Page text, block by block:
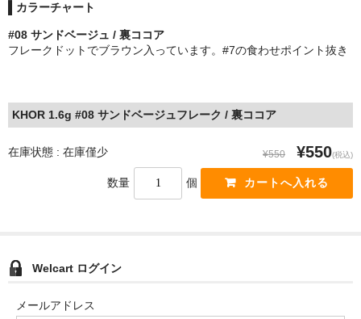
カラーチャート
#08 サンドベージュ / 裏ココア
フレークドットでブラウン入っています。#7の食わせポイント抜き
KHOR 1.6g #08 サンドベージュフレーク / 裏ココア
在庫状態 : 在庫僅少 ¥550 ¥550(税込)
数量 個
Welcart ログイン
メールアドレス